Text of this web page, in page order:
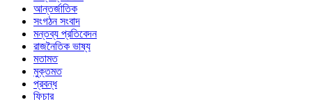
আন্তর্জাতিক
সংগঠন সংবাদ
মন্তব্য প্রতিবেদন
রাজনৈতিক ভাষ্য
মতামত
মুক্তমত
প্রবন্ধ
ফিচার